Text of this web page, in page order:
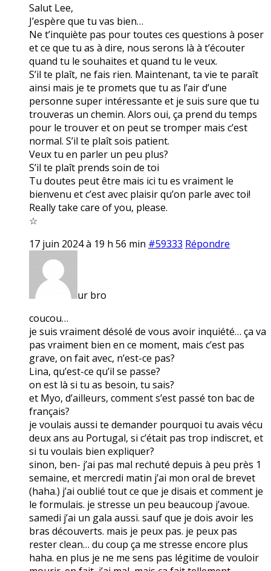
Salut Lee,
J’espère que tu vas bien…
Ne t’inquiète pas pour toutes ces questions à poser
et ce que tu as à dire, nous serons là à t’écouter
quand tu le souhaites et quand tu le veux.
S’il te plaît, ne fais rien. Maintenant, ta vie te paraît
ainsi mais je te promets que tu as l’air d’une
personne super intéressante et je suis sure que tu
trouveras un chemin. Alors oui, ça prend du temps
pour le trouver et on peut se tromper mais c’est
normal. S’il te plaît sois patient.
Veux tu en parler un peu plus?
S’il te plaît prends soin de toi
Tu doutes peut être mais ici tu es vraiment le
bienvenu et c’est avec plaisir qu’on parle avec toi!
Really take care of you, please.
☆
17 juin 2024 à 19 h 56 min #59333 Répondre
ur bro
coucou…
je suis vraiment désolé de vous avoir inquiété… ça va
pas vraiment bien en ce moment, mais c’est pas
grave, on fait avec, n’est-ce pas?
Lina, qu’est-ce qu’il se passe?
on est là si tu as besoin, tu sais?
et Myo, d’ailleurs, comment s’est passé ton bac de
français?
je voulais aussi te demander pourquoi tu avais vécu
deux ans au Portugal, si c’était pas trop indiscret, et
si tu voulais bien expliquer?
sinon, ben- j’ai pas mal rechuté depuis à peu près 1
semaine, et mercredi matin j’ai mon oral de brevet
(haha.) j’ai oublié tout ce que je disais et comment je
le formulais. je stresse un peu beaucoup j’avoue.
samedi j’ai un gala aussi. sauf que je dois avoir les
bras découverts. mais je peux pas. je peux pas
rester clean… du coup ça me stresse encore plus
haha. en plus je ne me sens pas légitime de vouloir